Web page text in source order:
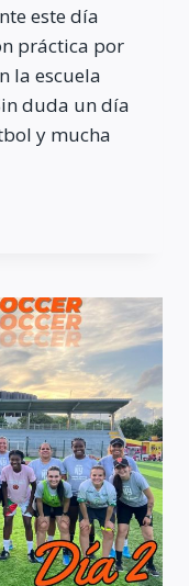
este día
práctica por
la escuela
duda un día
y mucha